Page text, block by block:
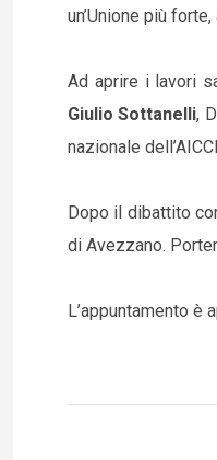
un’Unione più
Ad aprire i lavori
Giulio Sottanelli,
nazionale
Dopo il dibattito
di Avezzano.
L’appuntamento è